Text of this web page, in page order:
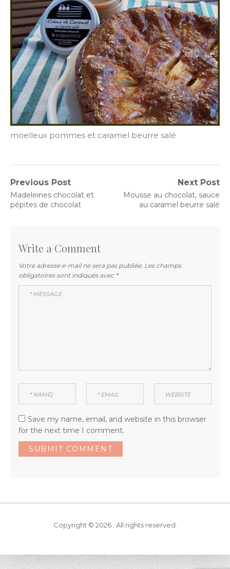
moelleux pommes et caramel beurre salé
Navigation
de
Previous Post
Previous
post:
Madeleines chocolat et
pépites de chocolat
Next Post
Next
post:
Mousse au chocolat, sauce
au caramel beurre salé
Write a Comment
Votre adresse e-mail ne sera pas publiée. Les champs
obligatoires sont indiqués avec *
Save my name, email, and website in this browser
for the next time I comment.
Copyright © 2026 . All rights reserved.